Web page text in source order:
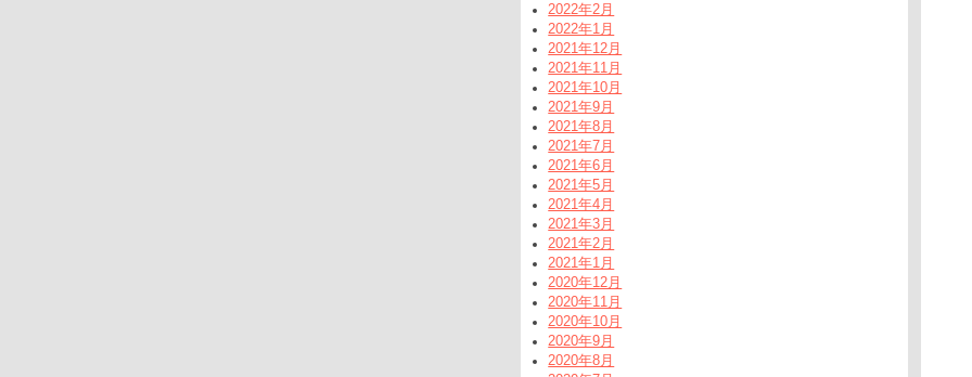
2022年2月
2022年1月
2021年12月
2021年11月
2021年10月
2021年9月
2021年8月
2021年7月
2021年6月
2021年5月
2021年4月
2021年3月
2021年2月
2021年1月
2020年12月
2020年11月
2020年10月
2020年9月
2020年8月